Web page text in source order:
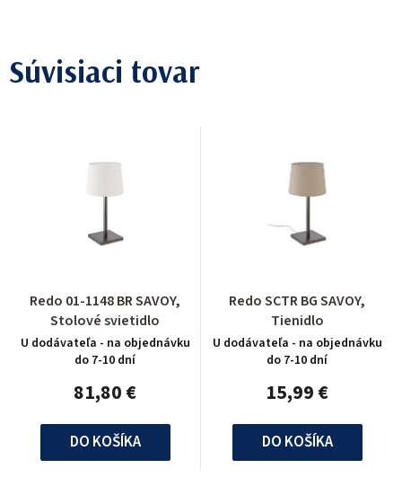
Súvisiaci tovar
Redo 01-1148 BR SAVOY,
Stolové svietidlo
U dodávateľa - na objednávku
do 7-10 dní
81,80 €
DO KOŠÍKA
Redo SCTR BG SAVOY,
Tienidlo
U dodávateľa - na objednávku
do 7-10 dní
15,99 €
DO KOŠÍKA